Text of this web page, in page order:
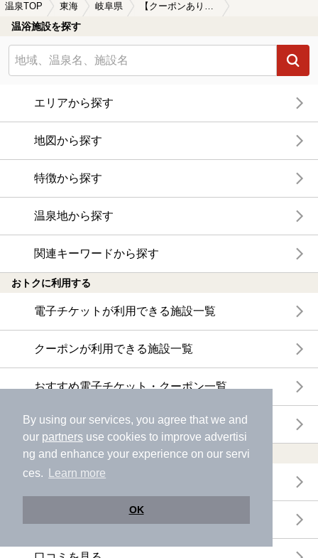
By using our services, you agree that we and
our partners use cookies to improve advertisi
ng and enhance your experience on our servi
ces.
Learn more
OK
温泉TOP 東海 岐阜県
温浴施設を探す
エリアから探す
地図から探す
特徴から探す
温泉地から探す
関連キーワードから探す
おトクに利用する
電子チケットが利用できる施設一覧
クーポンが利用できる施設一覧
おすすめ電子チケット・クーポン一覧
今月の新着電子チケット・クーポン一覧
特集・ニュース
ニフティ温泉ニュース